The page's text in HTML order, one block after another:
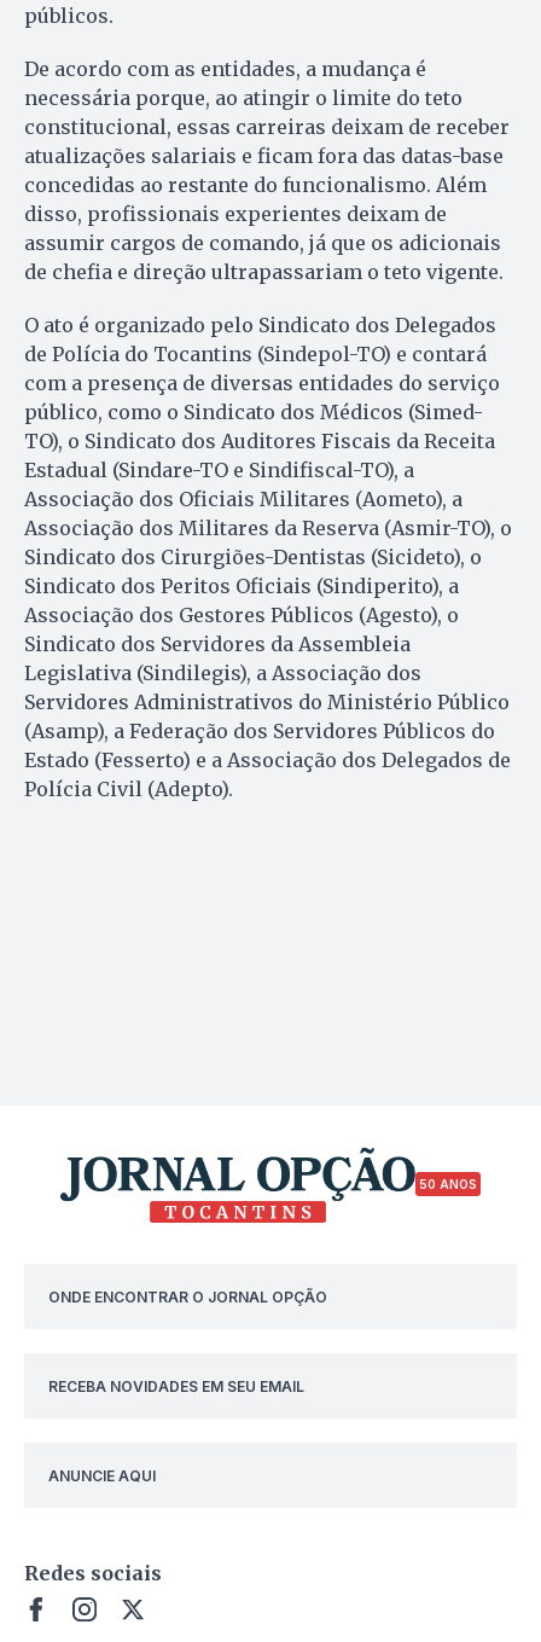
públicos.
De acordo com as entidades, a mudança é
necessária porque, ao atingir o limite do teto
constitucional, essas carreiras deixam de receber
atualizações salariais e ficam fora das datas-base
concedidas ao restante do funcionalismo. Além
disso, profissionais experientes deixam de
assumir cargos de comando, já que os adicionais
de chefia e direção ultrapassariam o teto vigente.
O ato é organizado pelo Sindicato dos Delegados
de Polícia do Tocantins (Sindepol-TO) e contará
com a presença de diversas entidades do serviço
público, como o Sindicato dos Médicos (Simed-
TO), o Sindicato dos Auditores Fiscais da Receita
Estadual (Sindare-TO e Sindifiscal-TO), a
Associação dos Oficiais Militares (Aometo), a
Associação dos Militares da Reserva (Asmir-TO), o
Sindicato dos Cirurgiões-Dentistas (Sicideto), o
Sindicato dos Peritos Oficiais (Sindiperito), a
Associação dos Gestores Públicos (Agesto), o
Sindicato dos Servidores da Assembleia
Legislativa (Sindilegis), a Associação dos
Servidores Administrativos do Ministério Público
(Asamp), a Federação dos Servidores Públicos do
Estado (Fesserto) e a Associação dos Delegados de
Polícia Civil (Adepto).
50 ANOS
ONDE ENCONTRAR O JORNAL OPÇÃO
RECEBA NOVIDADES EM SEU EMAIL
ANUNCIE AQUI
Redes sociais